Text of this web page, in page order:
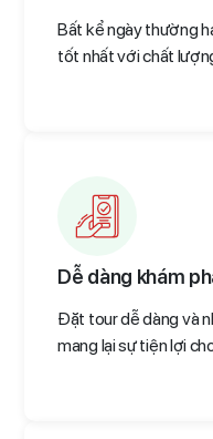
Bất kể ngày thường
tốt nhất với chất
Dễ dàng khám
Đặt tour dễ dàng và
mang lại sự tiện lợi